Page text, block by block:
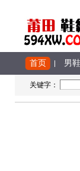
首页 男
关键字：